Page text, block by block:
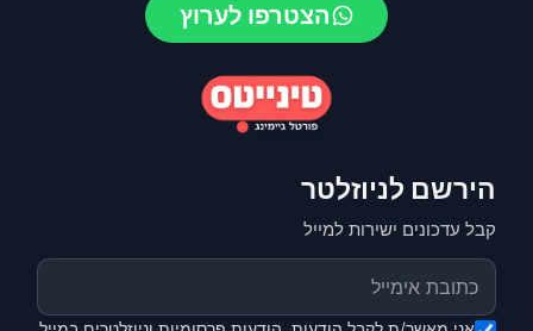
הצטרפו לערוץ
הירשם לניוזלטר
קבל עדכונים ישירות למייל